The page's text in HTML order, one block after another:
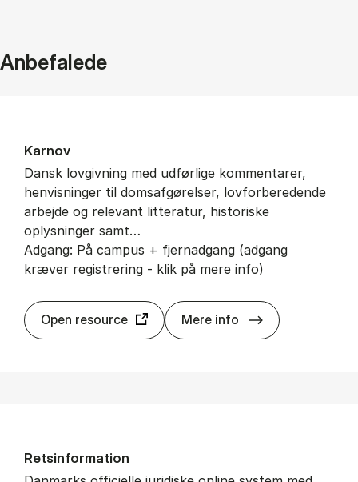
Anbefalede
Kar­nov
Dansk lovgivning med udførlige kommentarer,
henvisninger til domsafgørelser, lovforberedende
arbejde og relevant litteratur, historiske
oplysninger samt…
Adgang: På campus + fjernadgang (adgang
kræver registrering - klik på mere info)
Open resource Mere info Kar­nov
Ret­s­in­for­ma­tion